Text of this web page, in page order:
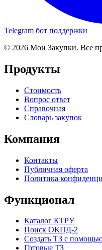
Telegram бот поддержки
© 2026 Мои Закупки. Все
Продукты
Стоимость
Вопрос ответ
Справочная
Словарь закупок
Компания
Контакты
Публичная оферта
Политика
Функционал
Каталог КТРУ
Поиск ОКПД-2
Создать ТЗ с
Готовые ТЗ